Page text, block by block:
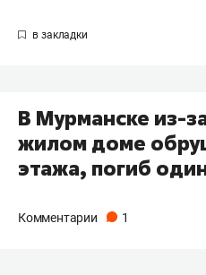
В Мурманске из-
жилом доме
этажа, погиб
Комментарии 1